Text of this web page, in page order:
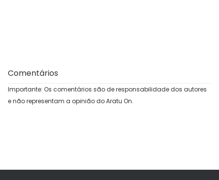
Comentários
Importante: Os comentários são de responsabilidade dos autores
e não representam a opinião do Aratu On.